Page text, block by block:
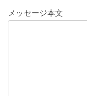
メッセージ本文